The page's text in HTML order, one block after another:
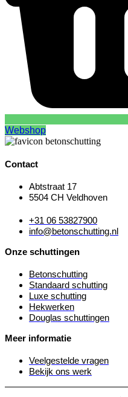
Webshop
Contact
Abtstraat 17
5504 CH Veldhoven
+31 06 53827900
info@betonschutting.nl
Onze schuttingen
Betonschutting
Standaard schutting
Luxe schutting
Hekwerken
Douglas schuttingen
Meer informatie
Veelgestelde vragen
Bekijk ons werk